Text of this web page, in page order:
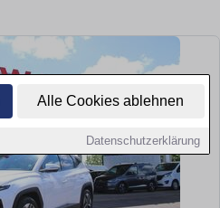
Alle Cookies ablehnen
Datenschutzerklärung